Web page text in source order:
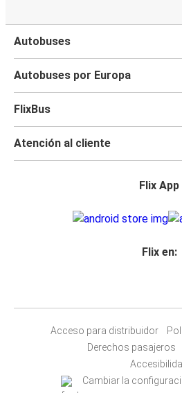
Autobuses
Autobuses por Europa
FlixBus
Atención al cliente
Flix App
Flix en:
Acceso para distribuidor
Derechos pasajeros
Cambiar la